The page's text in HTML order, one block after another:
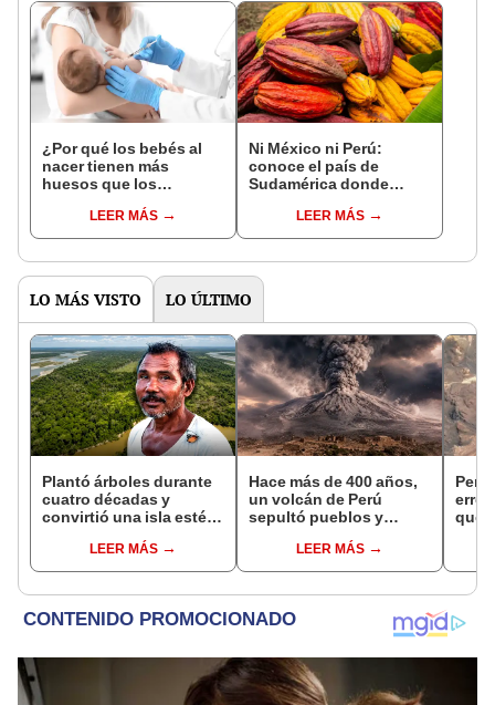
¿Por qué los bebés al
nacer tienen más
huesos que los
LEER MÁS
Ni México ni Perú:
conoce el país de
Sudamérica donde
estudioLEER MÁS
LO MÁS VISTO LO ÚLTIMO
Plantó árboles durante
cuatro décadas y
convirtió una isla estéril
hoy supera casi seis
veces al Parque de las
LEER MÁS
Hace más de 400 años,
un volcán de Perú
sepultó pueblos y
veranos más fríos de la
historia: sigue bajo
LEER MÁS
error
que